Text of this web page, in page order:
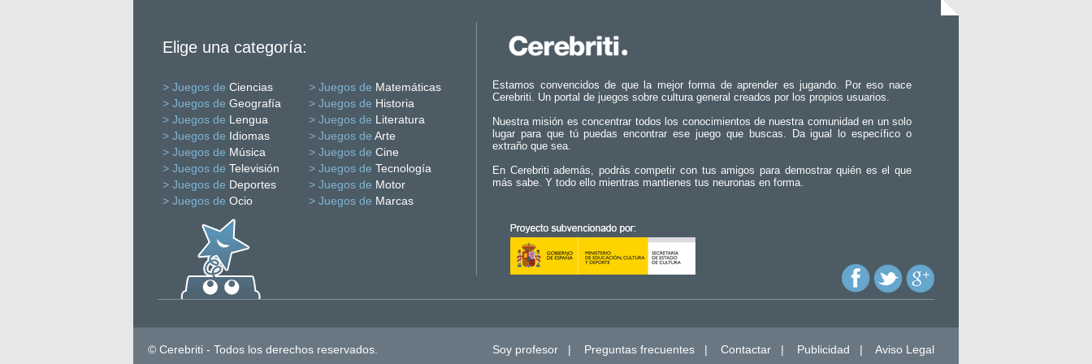
Elige una categoría:
> Juegos de Ciencias > Juegos de Matemáticas
> Juegos de Geografía > Juegos de Historia
> Juegos de Lengua > Juegos de Literatura
> Juegos de Idiomas > Juegos de Arte
> Juegos de Música > Juegos de Cine
> Juegos de Televisión > Juegos de Tecnología
> Juegos de Deportes > Juegos de Motor
> Juegos de Ocio > Juegos de Marcas
Estamos convencidos de que la mejor forma de aprender es jugando. Por eso nace
Cerebriti. Un portal de juegos sobre cultura general creados por los propios usuarios.
Nuestra misión es concentrar todos los conocimientos de nuestra comunidad en un solo
lugar para que tú puedas encontrar ese juego que buscas. Da igual lo específico o
extraño que sea.
En Cerebriti además, podrás competir con tus amigos para demostrar quién es el que
más sabe. Y todo ello mientras mantienes tus neuronas en forma.
© Cerebriti - Todos los derechos reservados. Soy profesor | Preguntas frecuentes | Contactar | Publicidad | Aviso Legal